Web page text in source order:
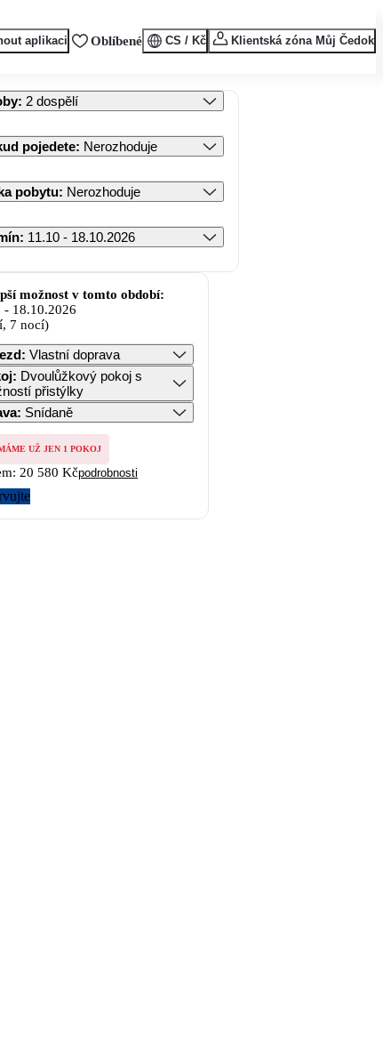
aplikaci Oblíbené CS / Kč Klientská zóna Můj Čedok
: 2 dospělí
pojedete: Nerozhoduje
pobytu: Nerozhoduje
: 11.10 - 18.10.2026
možnost v tomto období:
- 18.10.2026
7 nocí)
: Vlastní doprava
: Dvoulůžkový pokoj s
přistýlky
: Snídaně
UŽ JEN 1 POKOJ
20 580 Kčpodrobnosti